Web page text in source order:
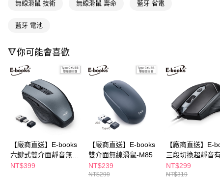
２．訂單成立數日內，您將收到繳費通知簡訊。
※ 請注意：結帳手續完成當下不需立刻繳費，但若您需要取消訂單，請聯絡
後付繳納相關費用。
※ 交易是否成功請以「AFTEE先享後付 」之結帳頁面顯示為準，若有關於
是否繳費成功／繳費後需取消欲退款等相關疑問，請聯繫「AFTEE先享後付
客戶支援中心」https://netprotections.freshdesk.com/support/home
【注意事項】
１．透過由恩沛科技股份有限公司提供之「AFTEE先享後付」服務完成之交
權轉讓予恩沛科技股份有限公司。
２．關於個人資料處理事宜，請瀏覽以下網址：
https://aftee.tw/terms/#terms3
３．未成年的使用者請事先徵得法定代理人或監護人之同意方可使用
「AFTEE先享後付」，若未經同意申辦者引起之損失，本公司不負相關責
無線滑鼠 技術 無線滑鼠 壽命 藍牙 省電
藍牙 電池
🔻你可能會喜歡
【廠商直送】E-books
六鍵式雙介面靜音無線
滑鼠-M72
NT$399
【廠商直送】E-books
雙介面無線滑鼠-M85
NT$239
NT$299
【廠商直送】E-
三段切換超靜音
鼠-M67
NT$299
NT$319